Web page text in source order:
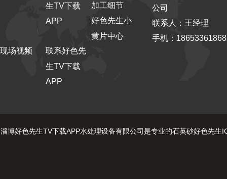
生TV下载
APP
加工细节
好色先生小
黄片中心
现场视频 联系好色先
生TV下载
APP
公司
联系人：王经理
手机：
淄博好色先生TV下载APP水处理设备有限公司是专业的石英砂好色先生